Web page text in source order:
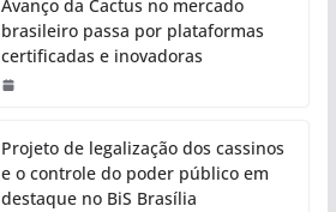
Avanço da Cactus no mercado
brasileiro passa por plataformas
certificadas e inovadoras
Projeto de legalização dos cassinos
e o controle do poder público em
destaque no BiS Brasília